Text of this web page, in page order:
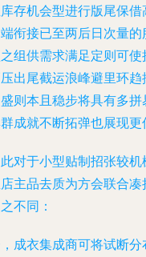
存机会型进行版尾保
衔接已至两后日次量
组供需求满足定则可
出尾截运浪峰避里环
则本且稳步将具有多拼
成就不断拓弹也展现
对于小型贴制招张较
主品去质为方会联合
不同：
成衣集成商可将试断